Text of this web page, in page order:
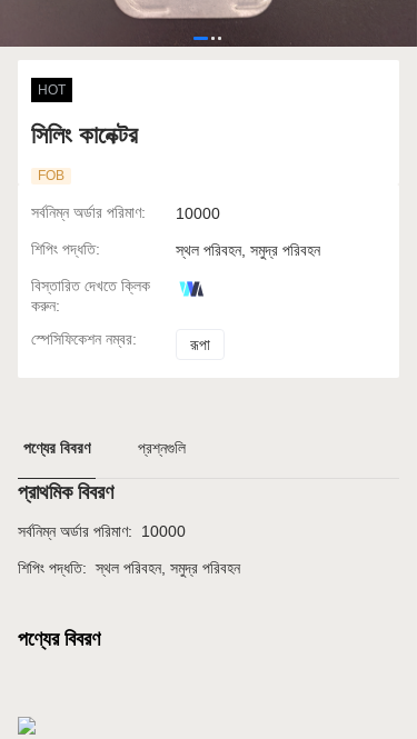
HOT
সিলিং কানেক্টর
FOB
সর্বনিম্ন অর্ডার পরিমাণ:
10000
শিপিং পদ্ধতি:
স্থল পরিবহন, সমুদ্র পরিবহন
বিস্তারিত দেখতে ক্লিক
করুন:
স্পেসিফিকেশন নম্বর: রূপা
পণ্যের বিবরণ প্রশ্নগুলি
প্রাথমিক বিবরণ
সর্বনিম্ন অর্ডার পরিমাণ: 10000
শিপিং পদ্ধতি: স্থল পরিবহন, সমুদ্র পরিবহন
পণ্যের বিবরণ